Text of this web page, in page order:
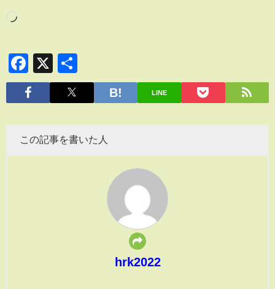
Facebook
X
有
LINE
この記事を書いた人
hrk2022